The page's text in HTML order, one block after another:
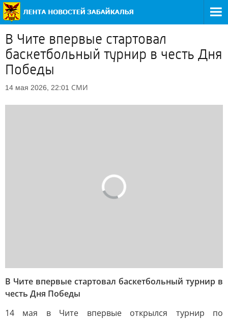
В Чите впервые стартовал
баскетбольный турнир в честь Дня
Победы
14 мая 2026, 22:01 СМИ
В Чите впервые стартовал баскетбольный турнир в
честь Дня Победы
14 мая в Чите впервые открылся турнир по